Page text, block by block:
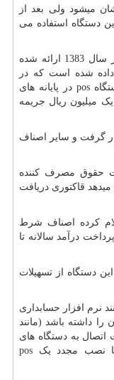
میشود ولی بعد از
دستگاه استفاده می
در پایانه های فروش از سال 1383 ارائه شده
شده است که در
pos در پایانه های
میلیون ریال جریمه
گرفت و سایر اصناف
حقوق مصرف کننده
قاکتوری دریافت
کرده اصناف شرط
درآمد سالانه تا
دستگاه از تسهیلات
نرم افزار حسابداری
را داشته باشد (مانند
به دستگاه های
یا نصب مجدد یک pos